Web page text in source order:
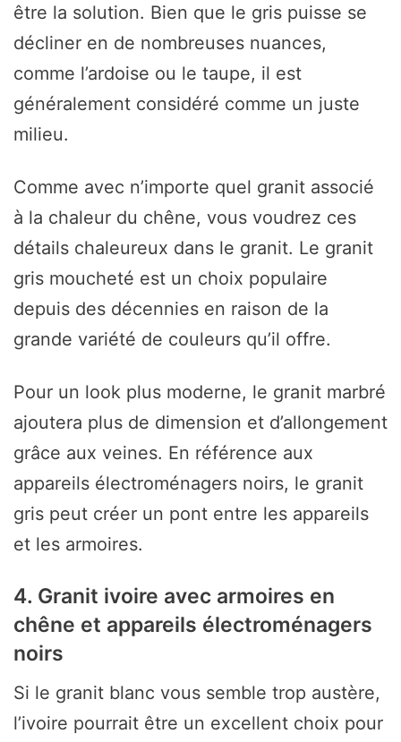
être la solution. Bien que le gris puisse se
décliner en de nombreuses nuances,
comme l’ardoise ou le taupe, il est
généralement considéré comme un juste
milieu.
Comme avec n’importe quel granit associé
à la chaleur du chêne, vous voudrez ces
détails chaleureux dans le granit. Le granit
gris moucheté est un choix populaire
depuis des décennies en raison de la
grande variété de couleurs qu’il offre.
Pour un look plus moderne, le granit marbré
ajoutera plus de dimension et d’allongement
grâce aux veines. En référence aux
appareils électroménagers noirs, le granit
gris peut créer un pont entre les appareils
et les armoires.
4. Granit ivoire avec armoires en
chêne et appareils électroménagers
noirs
Si le granit blanc vous semble trop austère,
l’ivoire pourrait être un excellent choix pour